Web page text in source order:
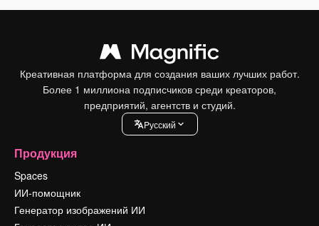
Креативная платформа для создания ваших лучших работ.
Более 1 миллиона подписчиков среди креаторов,
предприятий, агентств и студий.
Pусский
Продукция
Spaces
ИИ-помощник
Генератор изображений ИИ